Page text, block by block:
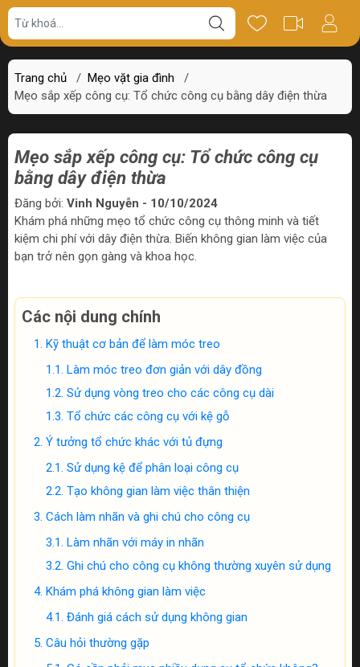
Trang chủ / Mẹo vặt gia đình
/
Mẹo sắp xếp công cụ: Tổ chức công cụ bằng dây điện thừa
Mẹo sắp xếp công cụ: Tổ chức công cụ
bằng dây điện thừa
Đăng bởi: Vinh Nguyễn - 10/10/2024
Khám phá những mẹo tổ chức công cụ thông minh và tiết
kiệm chi phí với dây điện thừa. Biến không gian làm việc của
bạn trở nên gọn gàng và khoa học.
Các nội dung chính
Kỹ thuật cơ bản để làm móc treo
Làm móc treo đơn giản với dây đồng
Sử dụng vòng treo cho các công cụ dài
Tổ chức các công cụ với kệ gỗ
Ý tưởng tổ chức khác với tủ đựng
Sử dụng kệ để phân loại công cụ
Tạo không gian làm việc thân thiện
Cách làm nhãn và ghi chú cho công cụ
Làm nhãn với máy in nhãn
Ghi chú cho công cụ không thường xuyên sử dụng
Khám phá không gian làm việc
Đánh giá cách sử dụng không gian
Câu hỏi thường gặp